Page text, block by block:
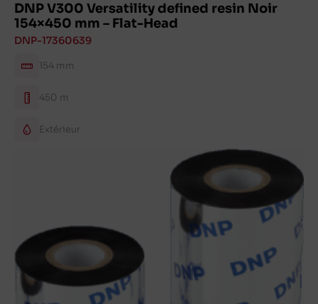
DNP V300 Versatility defined resin Noir
154×450 mm – Flat-Head
DNP-17360639
154 mm
450 m
Extérieur